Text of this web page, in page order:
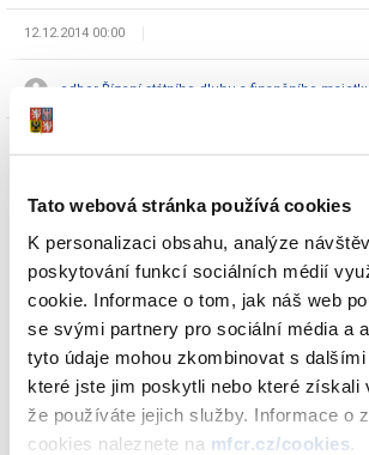
Tato webová stránka používá cookies
K personalizaci obsahu, analýze
poskytování funkcí sociálních médií
cookie. Informace o tom, jak náš web
se svými partnery pro sociální média a
tyto údaje mohou zkombinovat s
které jste jim poskytli nebo které získali
že používáte jejich služby. Informace o
cookies naleznete na mfcr.cz/cookies.
12.12.2014 00:00
odbor Řízení státního dluhu a finančního
Dokumenty ke stažení
Oznámení Ministerstva financí
vydání 4. tranše PROTI-
spořicího státního dluhopisu